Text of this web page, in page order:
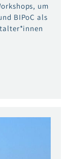
um
BIPoC als